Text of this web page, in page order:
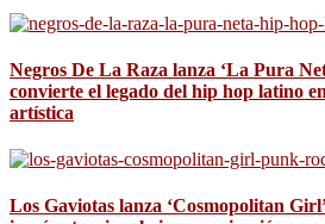
Negros De La Raza lanza ‘La Pura
convierte el legado del hip hop latino
artística
Los Gaviotas lanza ‘Cosmopolitan